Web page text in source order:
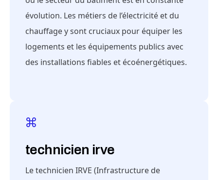
évolution. Les métiers de l’électricité et du
chauffage y sont cruciaux pour équiper les
logements et les équipements publics avec
des installations fiables et écoénergétiques.
technicien irve
Le technicien IRVE (Infrastructure de